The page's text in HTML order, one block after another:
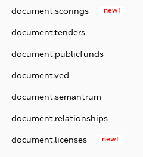
document.scorings new!
document.tenders
document.publicfunds
document.ved
document.semantrum
document.relationships
document.licenses new!